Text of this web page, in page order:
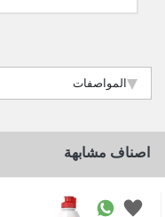
المواصفات
اصناف مشابهة